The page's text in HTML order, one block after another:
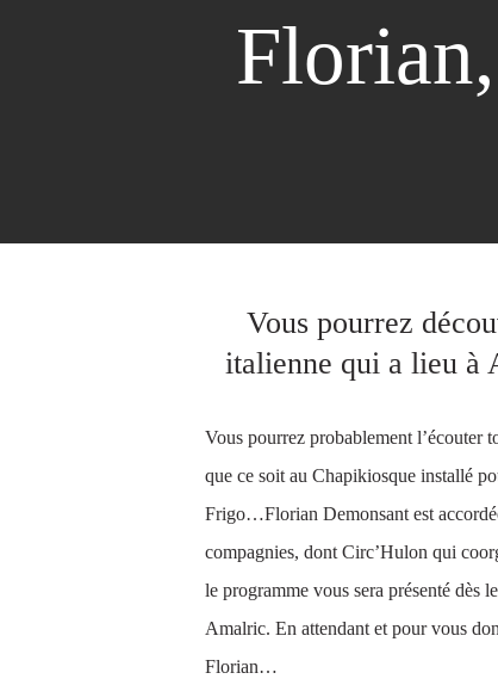
Vous pourrez
italienne qui a lieu à
Vous pourrez probablement l’écouter
que ce soit au Chapikiosque installé
Frigo…Florian Demonsant est
compagnies, dont Circ’Hulon qui
le programme vous sera présenté dès
Amalric. En attendant et pour vous
Florian…